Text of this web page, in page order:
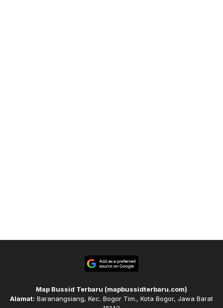
Map Bussid Terbaru (mapbussidterbaru.com)
Alamat: Baranangsiang, Kec. Bogor Tim., Kota Bogor, Jawa Barat